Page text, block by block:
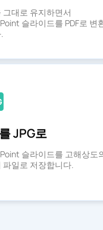
그대로 유지하면서
슬라이드를 PDF로 변
JPG로
슬라이드를 고해상도
파일로 저장합니다.